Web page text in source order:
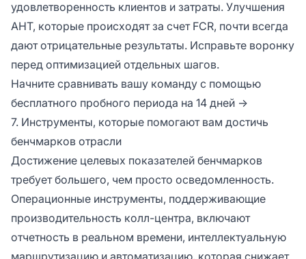
удовлетворенность клиентов и затраты. Улучшения
AHT, которые происходят за счет FCR, почти всегда
дают отрицательные результаты. Исправьте воронку
перед оптимизацией отдельных шагов.
Начните сравнивать вашу команду с помощью
бесплатного пробного периода на 14 дней →
7. Инструменты, которые помогают вам достичь
бенчмарков отрасли
Достижение целевых показателей бенчмарков
требует большего, чем просто осведомленность.
Операционные инструменты, поддерживающие
производительность колл-центра, включают
отчетность в реальном времени, интеллектуальную
маршрутизацию и автоматизацию, которая снижает